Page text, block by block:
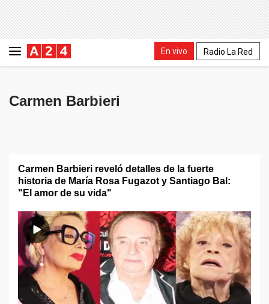
En vivo Radio La Red
Carmen Barbieri
Carmen Barbieri reveló detalles de la fuerte
historia de María Rosa Fugazot y Santiago Bal:
"El amor de su vida"